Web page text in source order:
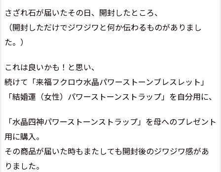
さざれ石が届いたその日、開封したところ、
（開封しただけでジワジワと何か伝わるものがありまし
た。）
これは良いかも！と思い、
続けて「来福フクロウ水晶パワーストーンブレスレット」
「結婚運（女性）パワーストーンストラップ」を自分用に、
「水晶四神パワーストーンストラップ」を母へのプレゼント
用に購入。
その商品が届いた時もまたしても開封後のジワジワ感があ
りました。